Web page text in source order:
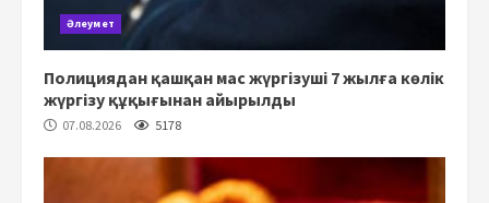
Әлеумет
Полициядан қашқан мас жүргізуші 7 жылға көлік
жүргізу құқығынан айырылды
07.08.2026 5178